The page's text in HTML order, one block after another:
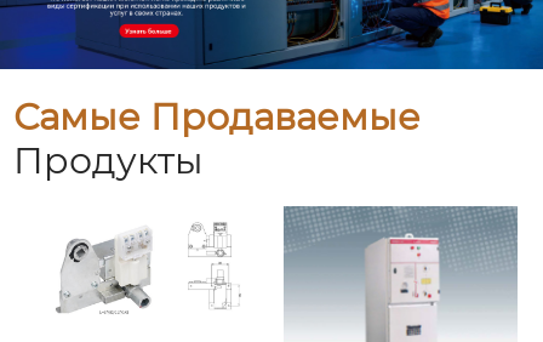
Самые Продаваемые
Продукты